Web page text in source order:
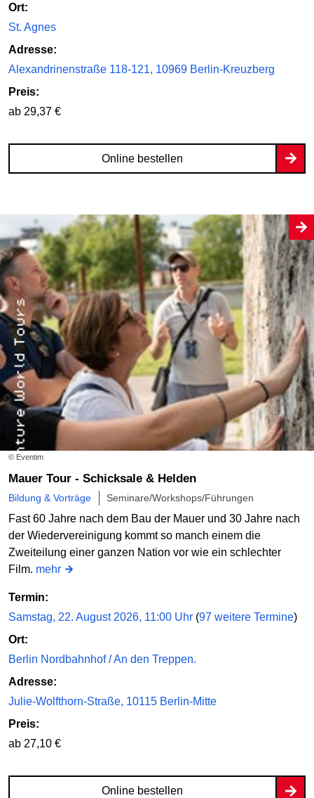
Ort:
St. Agnes
Adresse:
Alexandrinenstraße 118-121, 10969 Berlin-Kreuzberg
Preis:
ab 29,37 €
Online bestellen
© Eventim
Mauer Tour - Schicksale & Helden
Bildung & Vorträge Seminare/Workshops/Führungen
Fast 60 Jahre nach dem Bau der Mauer und 30 Jahre nach
der Wiedervereinigung kommt so manch einem die
Zweiteilung einer ganzen Nation vor wie ein schlechter
Film. mehr
Termin:
Samstag, 22. August 2026, 11:00 Uhr (97 weitere Termine)
Ort:
Berlin Nordbahnhof / An den Treppen.
Adresse:
Julie-Wolfthorn-Straße, 10115 Berlin-Mitte
Preis:
ab 27,10 €
Online bestellen